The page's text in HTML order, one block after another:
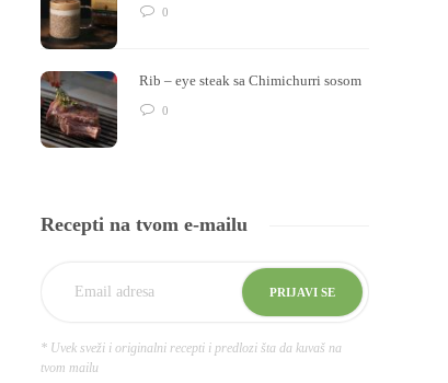
0
Rib – eye steak sa Chimichurri sosom
0
Recepti na tvom e-mailu
* Uvek sveži i originalni recepti i predlozi šta da kuvaš na
tvom mailu